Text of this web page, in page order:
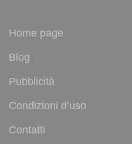
Home page
Blog
Pubblicità
Condizioni d’uso
Contatti